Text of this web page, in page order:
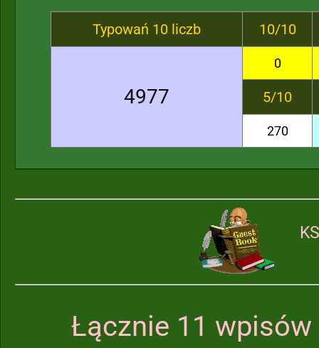
Typowań 10 liczb 10/10
4977
0
5/10
270
Łącznie 11